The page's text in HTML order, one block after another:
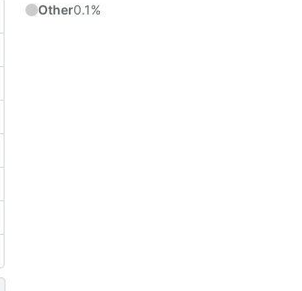
Other0.1%